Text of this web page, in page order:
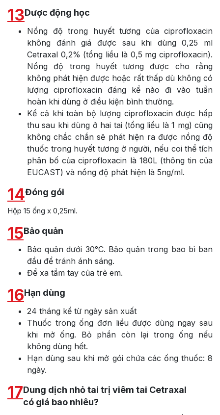
13Dược động học
Nồng độ trong huyết tương của ciprofloxacin
không đánh giá được sau khi dùng 0,25 ml
Cetraxal 0,2% (tổng liều là 0,5 mg ciprofloxacin).
Nồng độ trong huyết tương được cho rằng
không phát hiện được hoặc rất thấp dù không có
lượng ciprofloxacin đáng kể nào đi vào tuần
hoàn khi dùng ở điều kiện bình thường.
Kể cả khi toàn bộ lượng ciprofloxacin được hấp
thu sau khi dùng ở hai tai (tổng liều là 1 mg) cũng
không chắc chắn sẽ phát hiện ra được nồng độ
thuốc trong huyết tương ở người, nếu coi thể tích
phân bố của ciprofloxacin là 180L (thông tin của
EUCAST) và nồng độ phát hiện là 5ng/ml.
14Đóng gói
Hộp 15 ống x 0,25ml.
15Bảo quản
Bảo quản dưới 30°C. Bảo quản trong bao bì ban
đầu để tránh ánh sáng.
Để xa tầm tay của trẻ em.
16Hạn dùng
24 tháng kể từ ngày sản xuất
Thuốc trong ống đơn liều được dùng ngay sau
khi mở ống. Bỏ phần còn lại trong ống nếu
không dùng hết.
Hạn dùng sau khi mở gói chứa các ống thuốc: 8
ngày.
17Dung dịch nhỏ tai trị viêm tai Cetraxal
có giá bao nhiêu?